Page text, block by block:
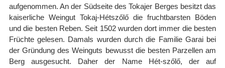
aufgenommen. An der Südseite des Tokajer Berges besitzt das
kaiserliche Weingut Tokaj-Hétszőlő die fruchtbarsten Böden
und die besten Reben. Seit 1502 wurden dort immer die besten
Früchte gelesen. Damals wurden durch die Familie Garai bei
der Gründung des Weinguts bewusst die besten Parzellen am
Berg ausgesucht. Daher der Name Hét-szőlő, der auf